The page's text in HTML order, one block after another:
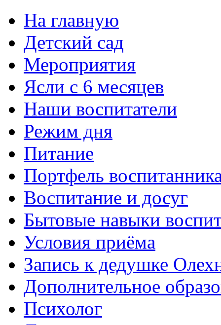
На главную
Детский сад
Мероприятия
Ясли с 6 месяцев
Наши воспитатели
Режим дня
Питание
Портфель
Воспитание и досуг
Бытовые навыки
Условия приёма
Запись к дедушке
Дополнительное
Психолог